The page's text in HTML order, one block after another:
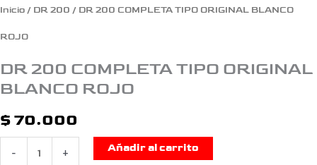
Inicio / DR 200 / DR 200 COMPLETA TIPO ORIGINAL BLANCO
ROJO
DR 200 COMPLETA TIPO ORIGINAL
BLANCO ROJO
$ 70.000
- +
Añadir al carrito